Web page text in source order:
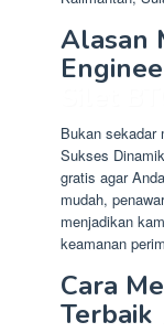
Alasan
Bukan sekadar
Sukses
gratis agar
mudah,
menjadikan
keamanan
Cara
Terbaik